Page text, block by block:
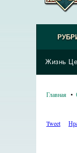
Жизнь
Главная
Tweet